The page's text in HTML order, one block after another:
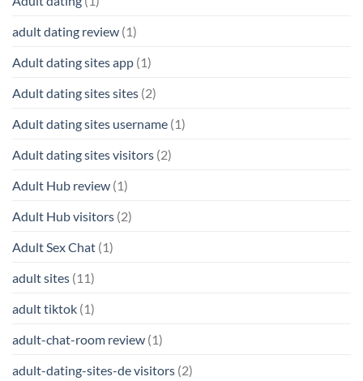
adult dating review (1)
Adult dating sites app (1)
Adult dating sites sites (2)
Adult dating sites username (1)
Adult dating sites visitors (2)
Adult Hub review (1)
Adult Hub visitors (2)
Adult Sex Chat (1)
adult sites (11)
adult tiktok (1)
adult-chat-room review (1)
adult-dating-sites-de visitors (2)